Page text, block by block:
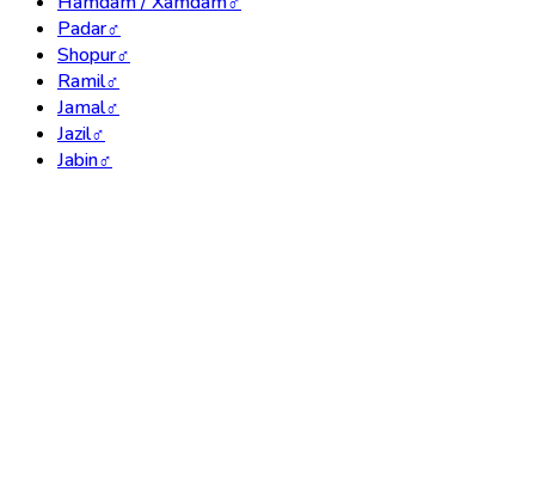
Padar♂
Shopur♂
Ramil♂
Jamal♂
Jazil♂
Jabin♂